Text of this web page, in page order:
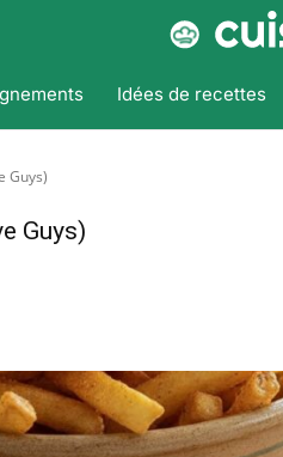
Idées de recettes
Guys)
Guys)